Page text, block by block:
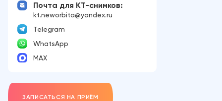
Почта для КТ-снимков:
kt.neworbita@yandex.ru
Telegram
WhatsApp
MAX
ЗАПИСАТЬСЯ НА ПРИЁМ